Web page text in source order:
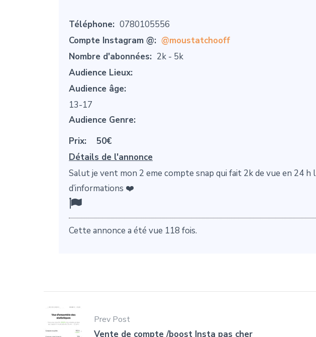
Téléphone: 0780105556
Compte Instagram @: @moustatchooff
Nombre d'abonnées: 2k - 5k
Audience Lieux:
Audience âge:
13-17
Audience Genre:
Prix:
50€
Détails de l'annonce
Salut je vent mon 2 eme compte snap qui fait 2k de vue en 24
d’informations ❤️
Cette annonce a été vue 118 fois.
Prev Post
Vente de compte /boost Insta pas cher